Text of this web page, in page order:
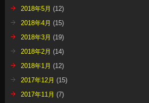
2018年5月 (12)
2018年4月 (15)
2018年3月 (19)
2018年2月 (14)
2018年1月 (12)
2017年12月 (15)
2017年11月 (7)